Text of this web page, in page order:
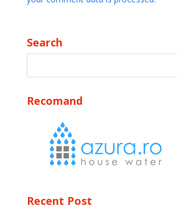
Search
Recomand
Recent Post